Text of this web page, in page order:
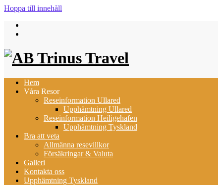
Hoppa till innehåll
Hem
Våra Resor
Reseinformation Ullared
Upphämtning Ullared
Reseinformation Heiligehafen
Upphämtning Tyskland
Bra att veta
Allmänna resevillkor
Försäkringar & Valuta
Galleri
Kontakta oss
Upphämtning Tyskland